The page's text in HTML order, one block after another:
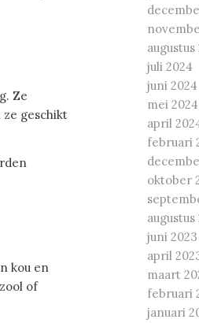
Ze
geschikt
kou en
of
augustus
juli 2024
juni 2024
mei 2024
april
februari
oktober
augustus
juni 2023
april
maart
februari
januari